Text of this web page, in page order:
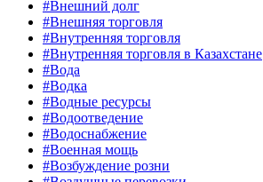
#Внешний долг
#Внешняя торговля
#Внутренняя торговля
#Внутренняя торговля в Казахстане
#Вода
#Водка
#Водные ресурсы
#Водоотведение
#Водоснабжение
#Военная мощь
#Возбуждение розни